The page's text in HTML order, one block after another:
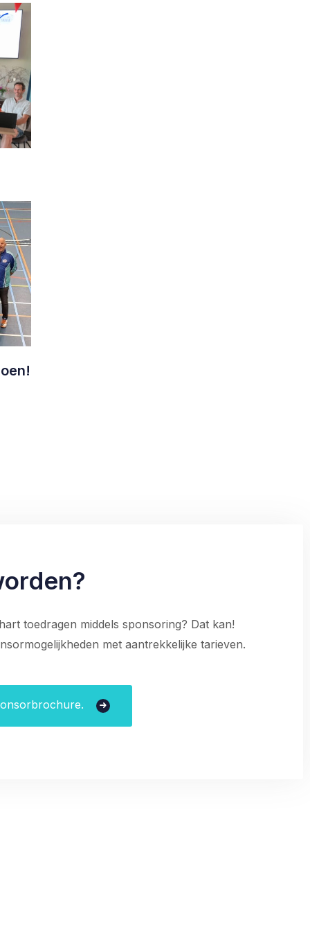
toedragen middels sponsoring? Dat kan!
met aantrekkelijke tarieven.